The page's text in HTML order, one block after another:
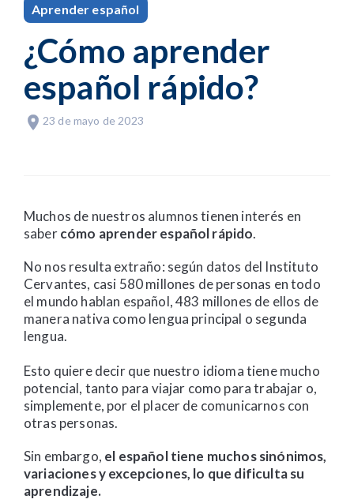
Aprender español
¿Cómo aprender
español rápido?
23 de mayo de 2023
Muchos de nuestros alumnos tienen interés en
sabercómo aprender español rápido.
No nos resulta extraño: según datos del Instituto
Cervantes, casi 580 millones de personas en todo
el mundo hablan español, 483 millones de ellos de
manera nativa como lengua principal o segunda
lengua.
Esto quiere decir que nuestro idioma tiene mucho
potencial, tanto para viajar como para trabajar o,
simplemente, por el placer de comunicarnos con
otras personas.
Sin embargo, el español tiene muchos sinónimos,
variaciones y excepciones, lo que dificulta su
aprendizaje.